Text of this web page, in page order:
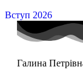
Вступ 2026
Галина